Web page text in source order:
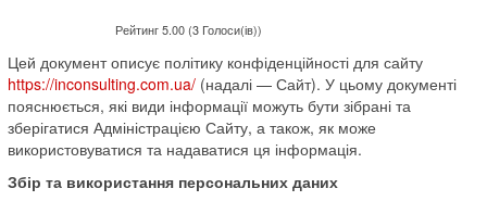
Рейтинг 5.00 (3 Голоси(ів))
Цей документ описує політику конфіденційності для сайту
https://inconsulting.com.ua/ (надалі — Сайт). У цьому документі
пояснюється, які види інформації можуть бути зібрані та
зберігатися Адміністрацією Сайту, а також, як може
використовуватися та надаватися ця інформація.
Збір та використання персональних даних